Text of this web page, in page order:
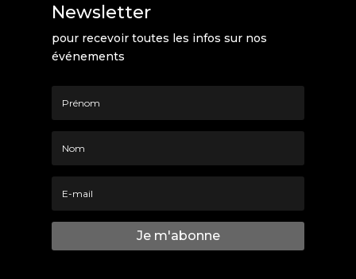
Newsletter
pour recevoir toutes les infos sur nos
événements
Je m'abonne